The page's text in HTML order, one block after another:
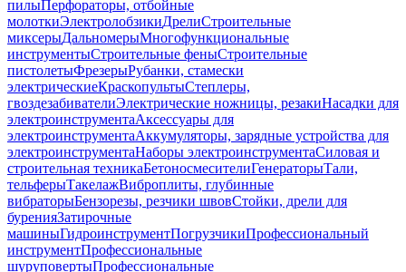
пилыПерфораторы, отбойные
молоткиЭлектролобзикиДрелиСтроительные
миксерыДальномерыМногофункциональные
инструментыСтроительные феныСтроительные
пистолетыФрезерыРубанки, стамески
электрическиеКраскопультыСтеплеры,
гвоздезабивателиЭлектрические ножницы, резакиНасадки для
электроинструментаАксессуары для
электроинструментаАккумуляторы, зарядные устройства для
электроинструментаНаборы электроинструментаСиловая и
строительная техникаБетоносмесителиГенераторыТали,
тельферыТакелажВиброплиты, глубинные
вибраторыБензорезы, резчики швовСтойки, дрели для
буренияЗатирочные
машиныГидроинструментПогрузчикиПрофессиональный
инструментПрофессиональные
шуруповертыПрофессиональные